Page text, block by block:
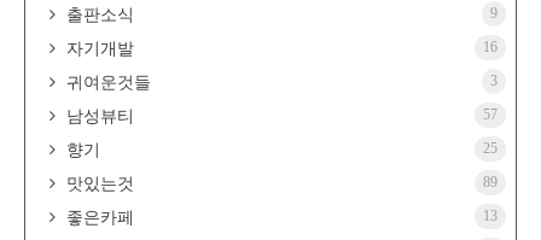
출판소식 9
자기개발 16
귀여운것들 3
남성뷰티 57
향기 25
맛있는것 89
좋은카페 13